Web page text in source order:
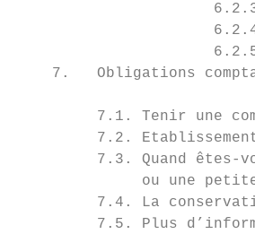
7.   Obligations
7.1. Tenir une
7.2.
7.3. Quand êtes-
ou une
7.4. La
7.5. Plus